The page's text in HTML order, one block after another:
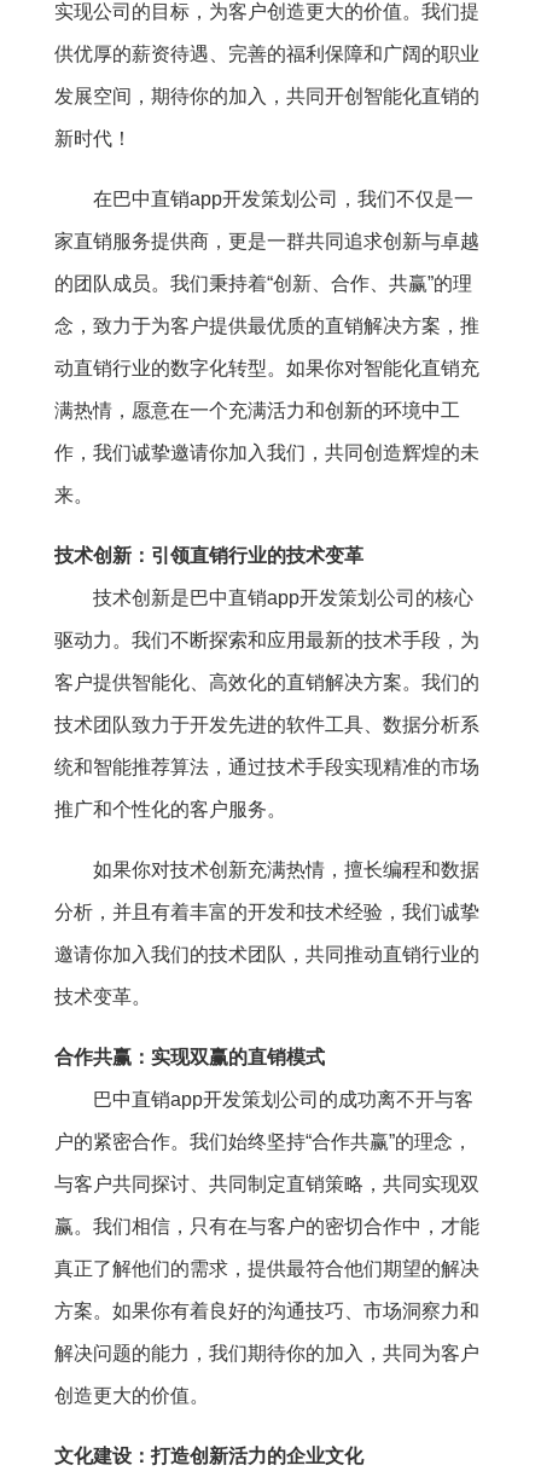
实现公司的目标，为客户创造更大的价值。我们提
供优厚的薪资待遇、完善的福利保障和广阔的职业
发展空间，期待你的加入，共同开创智能化直销的
新时代！
在巴中直销app开发策划公司，我们不仅是一
家直销服务提供商，更是一群共同追求创新与卓越
的团队成员。我们秉持着“创新、合作、共赢”的理
念，致力于为客户提供最优质的直销解决方案，推
动直销行业的数字化转型。如果你对智能化直销充
满热情，愿意在一个充满活力和创新的环境中工
作，我们诚挚邀请你加入我们，共同创造辉煌的未
来。
技术创新：引领直销行业的技术变革
技术创新是巴中直销app开发策划公司的核心
驱动力。我们不断探索和应用最新的技术手段，为
客户提供智能化、高效化的直销解决方案。我们的
技术团队致力于开发先进的软件工具、数据分析系
统和智能推荐算法，通过技术手段实现精准的市场
推广和个性化的客户服务。
如果你对技术创新充满热情，擅长编程和数据
分析，并且有着丰富的开发和技术经验，我们诚挚
邀请你加入我们的技术团队，共同推动直销行业的
技术变革。
合作共赢：实现双赢的直销模式
巴中直销app开发策划公司的成功离不开与客
户的紧密合作。我们始终坚持“合作共赢”的理念，
与客户共同探讨、共同制定直销策略，共同实现双
赢。我们相信，只有在与客户的密切合作中，才能
真正了解他们的需求，提供最符合他们期望的解决
方案。如果你有着良好的沟通技巧、市场洞察力和
解决问题的能力，我们期待你的加入，共同为客户
创造更大的价值。
文化建设：打造创新活力的企业文化